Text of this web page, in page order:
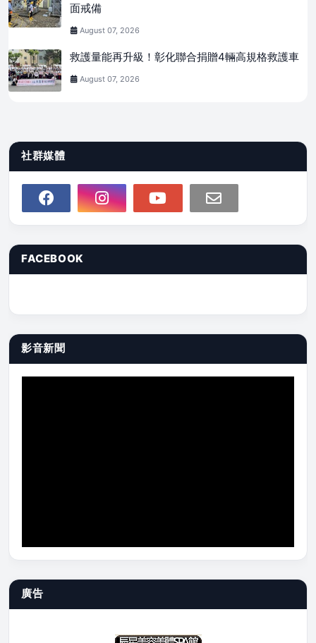
面戒備
August 07, 2026
救護量能再升級！彰化聯合捐贈4輛高規格救護車
August 07, 2026
社群媒體
FACEBOOK
影音新聞
廣告